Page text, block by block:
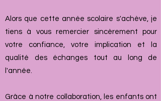
Alors que cette année scolaire s'achève, je
tiens à vous remercier sincèrement pour
votre confiance, votre implication et la
qualité des échanges tout au long de
l'année.
Grâce à notre collaboration, les enfants ont